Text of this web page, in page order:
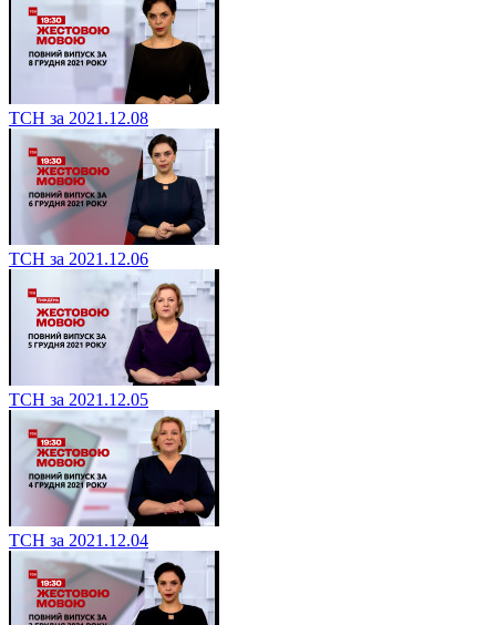
ТСН за 2021.12.08
ТСН за 2021.12.06
ТСН за 2021.12.05
ТСН за 2021.12.04